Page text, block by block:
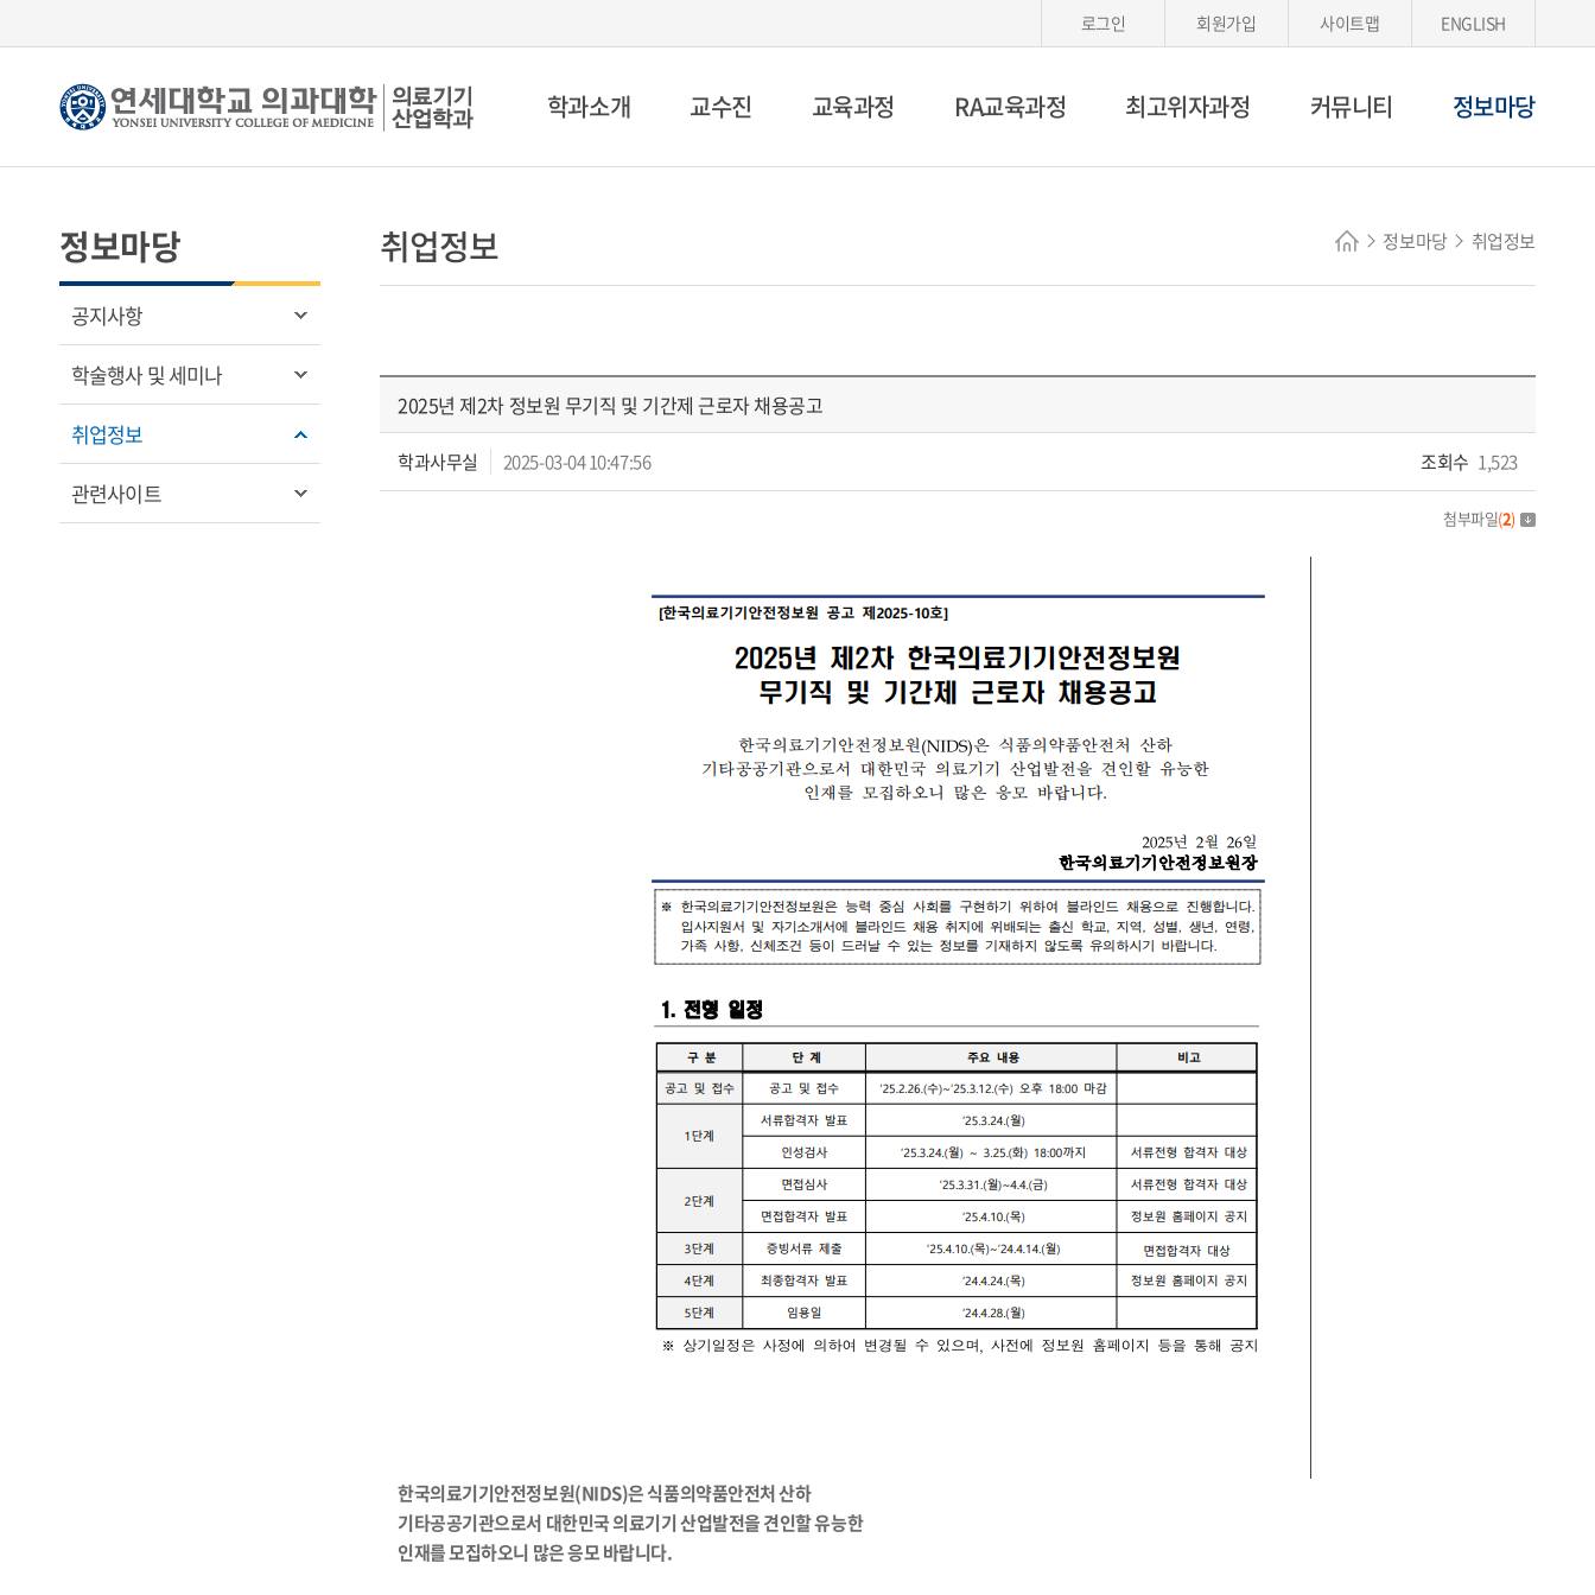
로그인 회원가입 사이트맵 ENGLISH
학과소개 교수진 교육과정 RA교육과정 최고위자과정 커뮤니티 정보마당
정보마당
공지사항
학술행사 및 세미나
취업정보
관련사이트
취업정보 정보마당 취업정보
2025년 제2차 정보원 무기직 및 기간제 근로자 채용공고
학과사무실 2025-03-04 10:47:56 조회수 1,523
첨부파일(2)
한국의료기기안전정보원(NIDS)은 식품의약품안전처 산하
기타공공기관으로서 대한민국 의료기기 산업발전을 견인할 유능한
인재를 모집하오니 많은 응모 바랍니다.